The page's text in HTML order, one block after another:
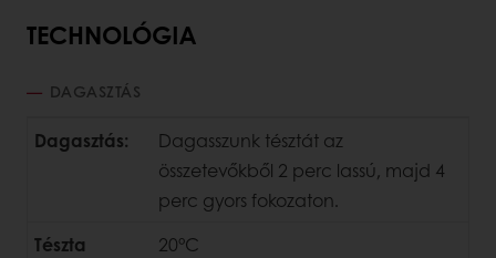
TECHNOLÓGIA
DAGASZTÁS
Dagasztás:
Dagasszunk tésztát az
összetevőkből 2 perc lassú, majd 4
perc gyors fokozaton.
Tészta
20°C